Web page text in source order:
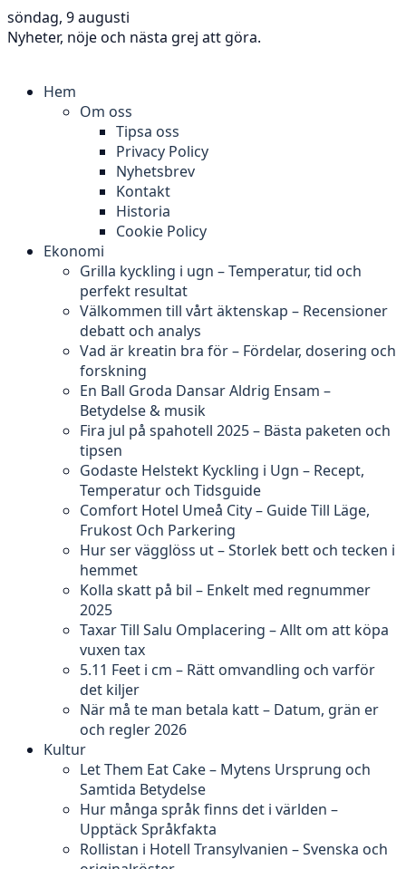
söndag, 9 augusti
Nyheter, nöje och nästa grej att göra.
Hem
Om oss
Tipsa oss
Privacy Policy
Nyhetsbrev
Kontakt
Historia
Cookie Policy
Ekonomi
Grilla kyckling i ugn – Temperatur, tid och
perfekt resultat
Välkommen till vårt äktenskap – Recensioner
debatt och analys
Vad är kreatin bra för – Fördelar, dosering och
forskning
En Ball Groda Dansar Aldrig Ensam –
Betydelse & musik
Fira jul på spahotell 2025 – Bästa paketen och
tipsen
Godaste Helstekt Kyckling i Ugn – Recept,
Temperatur och Tidsguide
Comfort Hotel Umeå City – Guide Till Läge,
Frukost Och Parkering
Hur ser vägglöss ut – Storlek bett och tecken i
hemmet
Kolla skatt på bil – Enkelt med regnummer
2025
Taxar Till Salu Omplacering – Allt om att köpa
vuxen tax
5.11 Feet i cm – Rätt omvandling och varför
det kiljer
När må te man betala katt – Datum, grän er
och regler 2026
Kultur
Let Them Eat Cake – Mytens Ursprung och
Samtida Betydelse
Hur många språk finns det i världen –
Upptäck Språkfakta
Rollistan i Hotell Transylvanien – Svenska och